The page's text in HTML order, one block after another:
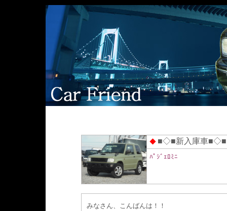
◆ ■◇■新入庫車
ﾊﾟｼﾞｪﾛﾐﾆ
みなさん、こんばんは！！